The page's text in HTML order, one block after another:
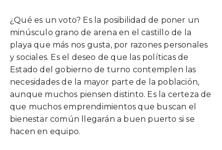
¿Qué es un voto? Es la posibilidad de poner un
minúsculo grano de arena en el castillo de la
playa que más nos gusta, por razones personales
y sociales. Es el deseo de que las políticas de
Estado del gobierno de turno contemplen las
necesidades de la mayor parte de la población,
aunque muchos piensen distinto. Es la certeza de
que muchos emprendimientos que buscan el
bienestar común llegarán a buen puerto si se
hacen en equipo.